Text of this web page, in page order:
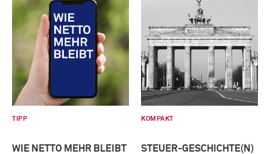
TIPP
WIE NETTO MEHR BLEIBT
KOMPAKT
STEUER-GESCHICHTE(N)